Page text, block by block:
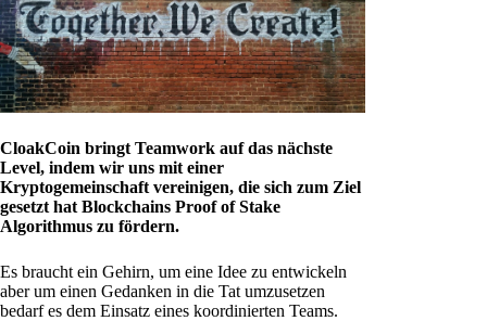
CloakCoin bringt Teamwork auf das nächste
Level, indem wir uns mit einer
Kryptogemeinschaft vereinigen, die sich zum Ziel
gesetzt hat Blockchains Proof of Stake
Algorithmus zu fördern.
Es braucht ein Gehirn, um eine Idee zu entwickeln
aber um einen Gedanken in die Tat umzusetzen
bedarf es dem Einsatz eines koordinierten Teams.